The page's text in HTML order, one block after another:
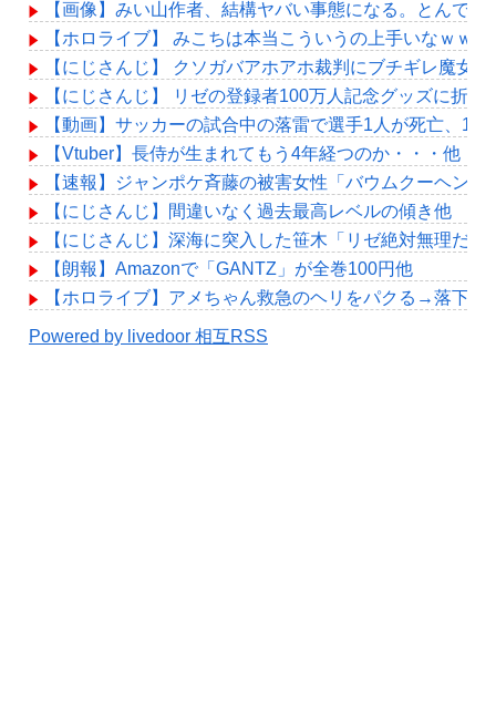
【画像】みい山作者、結構ヤバい事態になる。とんで
【ホロライブ】 みこちは本当こういうの上手いなｗｗｗ
【にじさんじ】 クソガバアホアホ裁判にブチギレ魔女
【にじさんじ】 リゼの登録者100万人記念グッズに折
【動画】サッカーの試合中の落雷で選手1人が死亡、12
【Vtuber】長侍が生まれてもう4年経つのか・・・他
【速報】ジャンポケ斉藤の被害女性「バウムクーヘン
【にじさんじ】間違いなく過去最高レベルの傾き他
【にじさんじ】深海に突入した笹木「リゼ絶対無理だわ
【朗報】Amazonで「GANTZ」が全巻100円他
【ホロライブ】アメちゃん救急のヘリをパクる→落下【
Powered by livedoor 相互RSS